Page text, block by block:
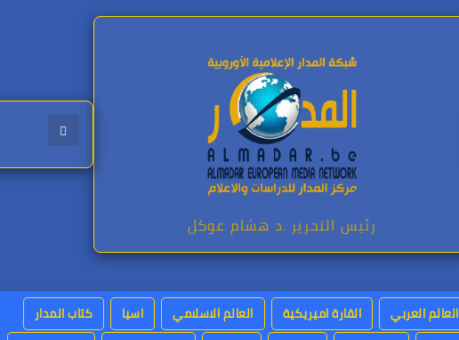
رئيس التحرير .د هشام عوكل
العالم العربي القارة اميريكية العالم الاسلامي اسيا
كتاب المدار